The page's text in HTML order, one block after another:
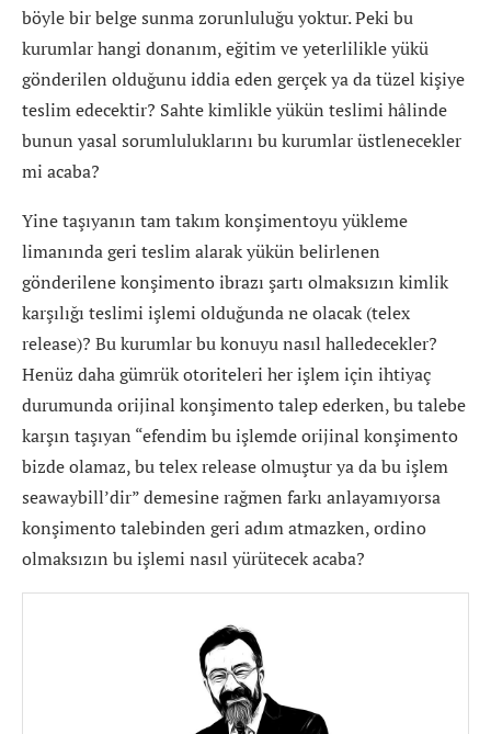
böyle bir belge sunma zorunluluğu yoktur. Peki bu
kurumlar hangi donanım, eğitim ve yeterlilikle yükü
gönderilen olduğunu iddia eden gerçek ya da tüzel kişiye
teslim edecektir? Sahte kimlikle yükün teslimi hâlinde
bunun yasal sorumluluklarını bu kurumlar üstlenecekler
mi acaba?
Yine taşıyanın tam takım konşimentoyu yükleme
limanında geri teslim alarak yükün belirlenen
gönderilene konşimento ibrazı şartı olmaksızın kimlik
karşılığı teslimi işlemi olduğunda ne olacak (telex
release)? Bu kurumlar bu konuyu nasıl halledecekler?
Henüz daha gümrük otoriteleri her işlem için ihtiyaç
durumunda orijinal konşimento talep ederken, bu talebe
karşın taşıyan “efendim bu işlemde orijinal konşimento
bizde olamaz, bu telex release olmuştur ya da bu işlem
seawaybill’dir” demesine rağmen farkı anlayamıyorsa
konşimento talebinden geri adım atmazken, ordino
olmaksızın bu işlemi nasıl yürütecek acaba?